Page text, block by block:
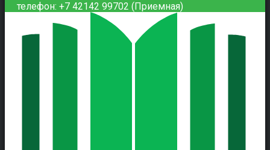
телефон: +7 42142 99702 (Приемная)